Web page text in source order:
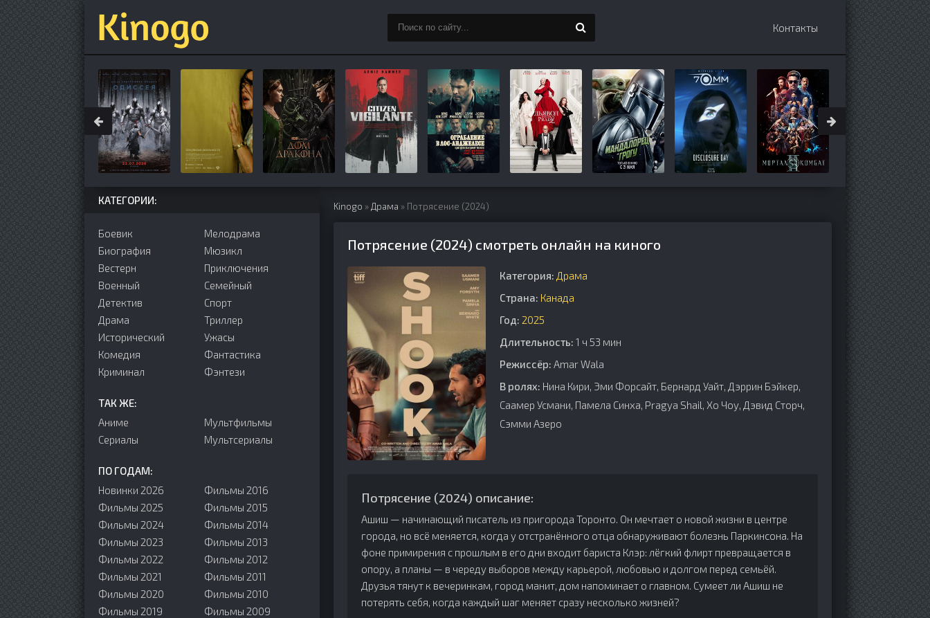
Контакты
Kinogo » Драма » Потрясение (2024)
Потрясение (2024) смотреть онлайн на киного
Категория: Драма
Страна: Канада
Год: 2025
Длительность: 1 ч 53 мин
Режиссёр: Amar Wala
В ролях: Нина Кири, Эми Форсайт, Бернард Уайт, Дэррин Бэйкер,
Саамер Усмани, Памела Синха, Pragya Shail, Хо Чоу, Дэвид Сторч,
Сэмми Азеро
Потрясение (2024) описание:
Ашиш — начинающий писатель из пригорода Торонто. Он мечтает о новой жизни в центре
города, но всё меняется, когда у отстранённого отца обнаруживают болезнь Паркинсона. На
фоне примирения с прошлым в его дни входит бариста Клэр: лёгкий флирт превращается в
опору, а планы — в череду выборов между карьерой, любовью и долгом перед семьёй.
Друзья тянут к вечеринкам, город манит, дом напоминает о главном. Сумеет ли Ашиш не
потерять себя, когда каждый шаг меняет сразу несколько жизней?
КАТЕГОРИИ:
Боевик
Биография
Вестерн
Военный
Детектив
Драма
Исторический
Комедия
Криминал
Мелодрама
Мюзикл
Приключения
Семейный
Cпорт
Триллер
Ужасы
Фантастика
Фэнтези
ТАК ЖЕ:
Аниме
Сериалы
Мультфильмы
Мультсериалы
ПО ГОДАМ:
Новинки 2026
Фильмы 2025
Фильмы 2024
Фильмы 2023
Фильмы 2022
Фильмы 2021
Фильмы 2020
Фильмы 2019
Фильмы 2016
Фильмы 2015
Фильмы 2014
Фильмы 2013
Фильмы 2012
Фильмы 2011
Фильмы 2010
Фильмы 2009